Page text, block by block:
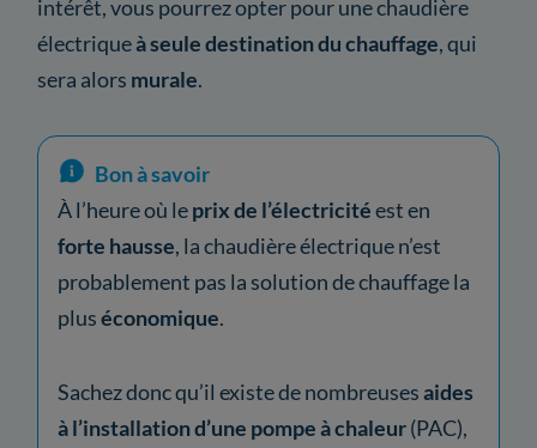
intérêt, vous pourrez opter pour une chaudière
électriqueà seule destination du chauffage, qui
sera alors murale.
Bon à savoir
À l’heure où leprix de l’électricitéest en
forte hausse, la chaudière électrique n’est
probablement pas la solution de chauffage la
pluséconomique.
Sachez donc qu’il existe de nombreusesaides
à l’installation d’une pompe à chaleur(PAC),